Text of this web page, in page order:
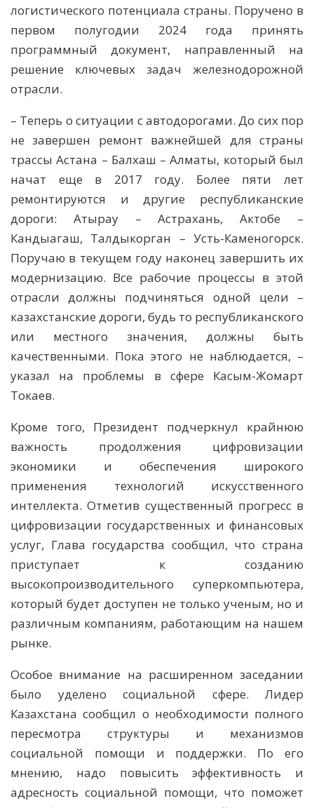
логистического потенциала страны. Поручено в
первом полугодии 2024 года принять
программный документ, направленный на
решение ключевых задач железнодорожной
отрасли.
– Теперь о ситуации с автодорогами. До сих пор
не завершен ремонт важнейшей для страны
трассы Астана – Балхаш – Алматы, который был
начат еще в 2017 году. Более пяти лет
ремонтируются и другие республиканские
дороги: Атырау – Астрахань, Актобе –
Кандыагаш, Талдыкорган – Усть-Каменогорск.
Поручаю в текущем году наконец завершить их
модернизацию. Все рабочие процессы в этой
отрасли должны подчиняться одной цели –
казахстанские дороги, будь то республиканского
или местного значения, должны быть
качественными. Пока этого не наблюдается, –
указал на проблемы в сфере Касым-Жомарт
Токаев.
Кроме того, Президент подчеркнул крайнюю
важность продолжения цифровизации
экономики и обеспечения широкого
применения технологий искусственного
интеллекта. Отметив существенный прогресс в
цифровизации государственных и финансовых
услуг, Глава государства сообщил, что страна
приступает к созданию
высокопроизводительного суперкомпьютера,
который будет доступен не только ученым, но и
различным компаниям, работающим на нашем
рынке.
Особое внимание на расширенном заседании
было уделено социальной сфере. Лидер
Казахстана сообщил о необходимости полного
пересмотра структуры и механизмов
социальной помощи и поддержки. По его
мнению, надо повысить эффективность и
адресность социальной помощи, что поможет